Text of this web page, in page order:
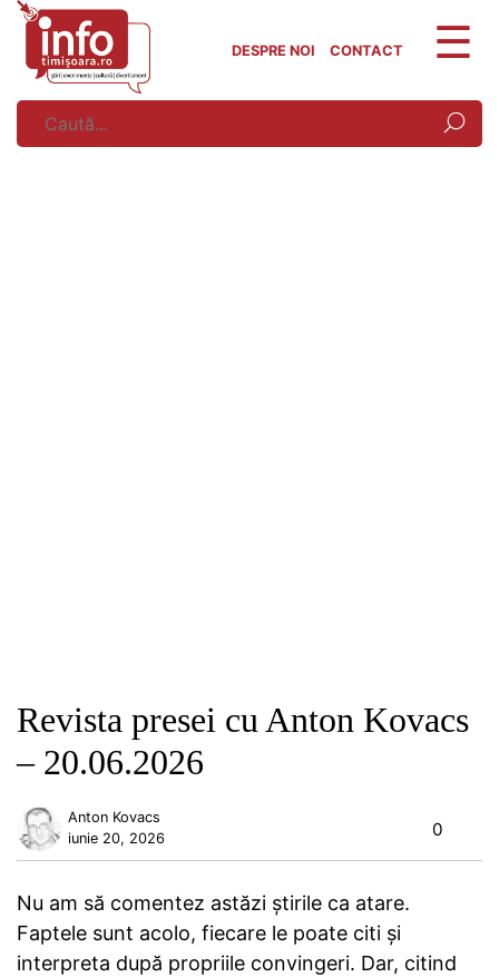
Skip
content
DESPRE NOI CONTACT
Revista presei cu Anton Kovacs
– 20.06.2026
Anton Kovacs
iunie 20, 2026
0
Nu am să comentez astăzi știrile ca atare.
Faptele sunt acolo, fiecare le poate citi și
interpreta după propriile convingeri. Dar, citind